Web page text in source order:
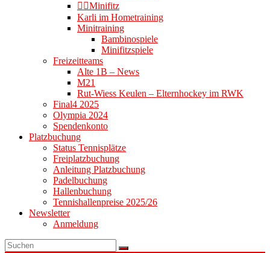
👉🏻Minifitz
Karli im Hometraining
Minitraining
Bambinospiele
Minifitzspiele
Freizeitteams
Alte 1B – News
M21
Rut-Wiess Keulen – Elternhockey im RWK
Final4 2025
Olympia 2024
Spendenkonto
Platzbuchung
Status Tennisplätze
Freiplatzbuchung
Anleitung Platzbuchung
Padelbuchung
Hallenbuchung
Tennishallenpreise 2025/26
Newsletter
Anmeldung